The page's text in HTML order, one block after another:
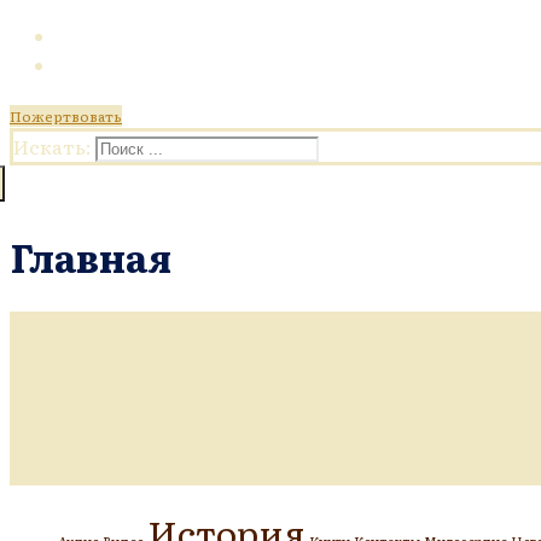
Пожертвовать
Искать:
Главная